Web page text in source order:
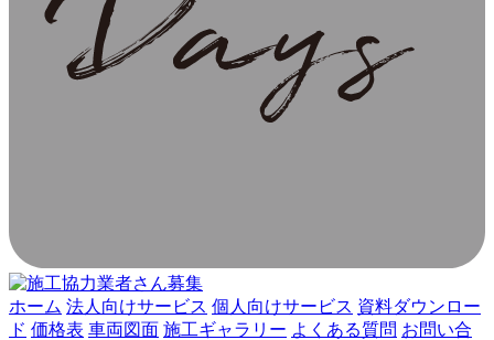
ホーム 法人向けサービス 個人向けサービス 資料ダウンロー
ド 価格表 車両図面 施工ギャラリー よくある質問 お問い合